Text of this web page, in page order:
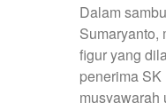
Dalam
Sumaryanto,
figur yang
penerima
musyawarah